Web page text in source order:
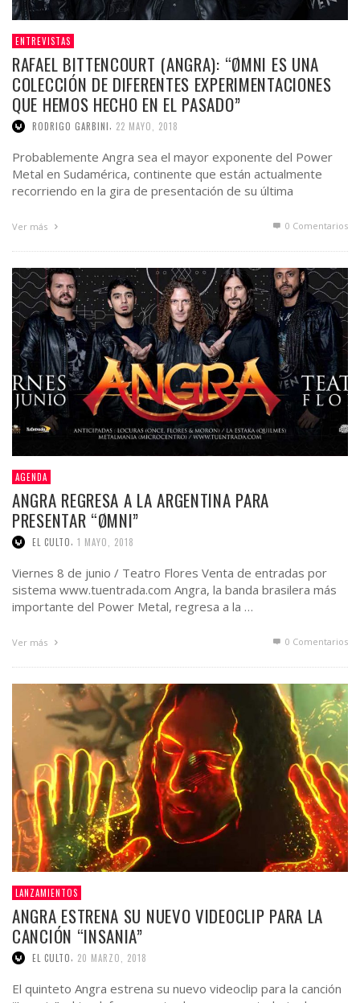
ENTREVISTAS
RAFAEL BITTENCOURT (ANGRA): “ØMNI ES UNA
COLECCIÓN DE DIFERENTES EXPERIMENTACIONES
QUE HEMOS HECHO EN EL PASADO”
RODRIGO GARBINI, 22 MAYO, 2018
Probablemente Angra sea el mayor exponente del Power
Metal en Sudamérica, continente que están actualmente
recorriendo en la gira de presentación de su última
Ver más 0 Comentarios
AGENDA
ANGRA REGRESA A LA ARGENTINA PARA
PRESENTAR “ØMNI”
EL CULTO, 1 MAYO, 2018
Viernes 8 de junio / Teatro Flores Venta de entradas por
sistema www.tuentrada.com Angra, la banda brasilera más
importante del Power Metal, regresa a la …
Ver más 0 Comentarios
LANZAMIENTOS
ANGRA ESTRENA SU NUEVO VIDEOCLIP PARA LA
CANCIÓN “INSANIA”
EL CULTO, 20 MARZO, 2018
El quinteto Angra estrena su nuevo videoclip para la canción